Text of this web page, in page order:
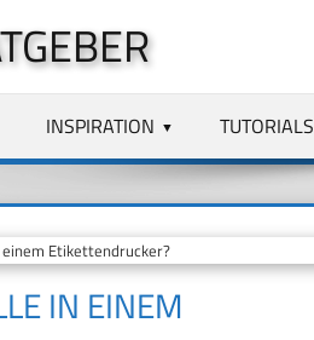
INSPIRATION TUTORIALS
Etikettendrucker?
IN EINEM